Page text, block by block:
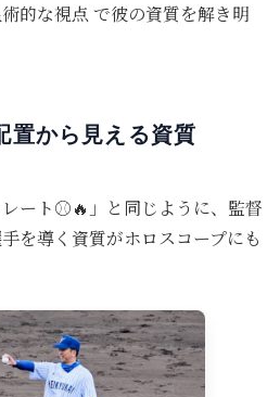
的な視点 で彼の資質を解き明
置から見える資質
ート⚾️🔥」と同じように、監督
を導く資質がホロスコープにも